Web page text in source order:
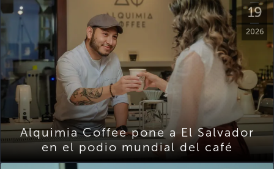
19
2026
Alquimia Coffee pone a El Salvador
en el podio mundial del café